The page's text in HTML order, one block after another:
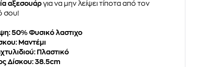
αξεσουάρ για να μην λείψει τίποτα από τον
σου!
50% Φυσικό λαστιχο
Μαντέμι
Πλαστικό
Δίσκου: 38.5cm